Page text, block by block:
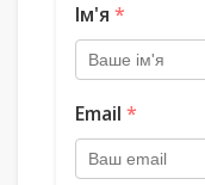
Ім'я *
Email *